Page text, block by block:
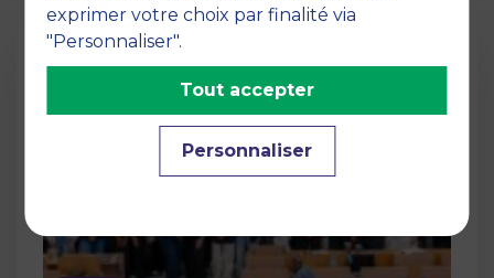
exprimer votre choix par finalité via
"Personnaliser".
Personnaliser
Tout accepter